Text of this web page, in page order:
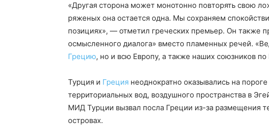
«Другая сторона может монотонно повторять свою
ряженых она остается одна. Мы сохраняем
позициях», — отметил греческих премьер. Он также
осмысленного диалога» вместо пламенных речей.
Грецию, но и всю Европу, а также наших союзников
Турция и Греция неоднократно оказывались на
территориальных вод, воздушного пространства в
МИД Турции вызвал посла Греции из-за размещения
островах.